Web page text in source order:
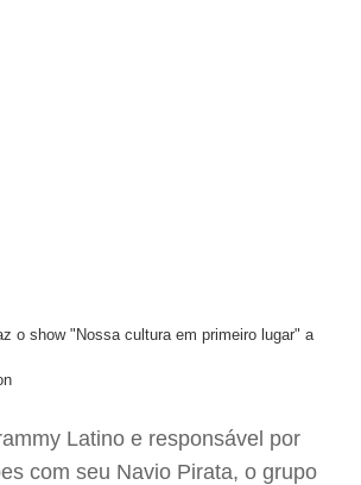
o show "Nossa cultura em primeiro lugar" a
Latino e responsável por
com seu Navio Pirata, o grupo